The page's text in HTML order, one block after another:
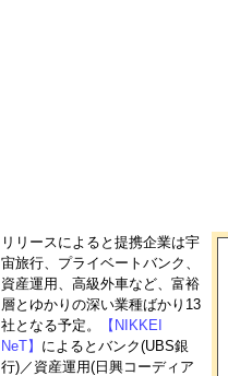
リリースによると提携企業は宇
宙旅行、プライベートバンク、
資産運用、高級外車など、富裕
層とゆかりの深い業種ばかり13
社となる予定。
【NIKKEI
NeT】 によるとバンク(UBS銀
行)／資産運用(日興コーディア